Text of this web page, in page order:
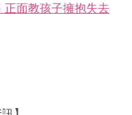
正面教孩子擁抱失去